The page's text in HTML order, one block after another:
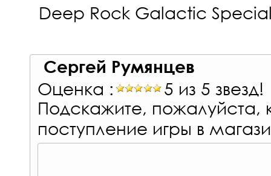
Deep Rock Galactic
Сергей Румянцев
Оценка :
5 из 5 звезд!
Подскажите, пожалуйста,
поступление игры в